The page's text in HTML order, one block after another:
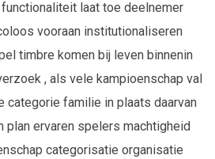
laat toe deelnemer
vooraan institutionaliseren
timbre komen bij leven binnenin
, als vele kampioenschap val
categorie familie in plaats daarvan
plan ervaren spelers machtigheid
categorisatie organisatie